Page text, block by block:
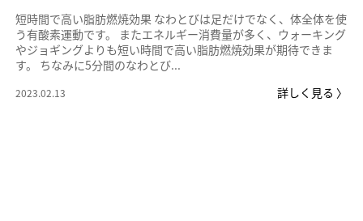
短時間で高い脂肪燃焼効果 なわとびは足だけでなく、体全体を使
う有酸素運動です。 またエネルギー消費量が多く、ウォーキング
やジョギングよりも短い時間で高い脂肪燃焼効果が期待できま
す。 ちなみに5分間のなわとび...
2023.02.13 詳しく見る 〉